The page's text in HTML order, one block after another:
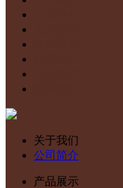
关于我们
公司简介
产品展示